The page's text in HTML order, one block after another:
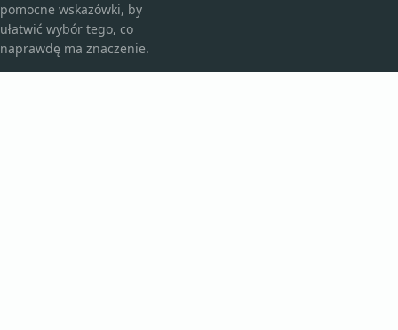
pomocne wskazówki, by
ułatwić wybór tego, co
naprawdę ma znaczenie.